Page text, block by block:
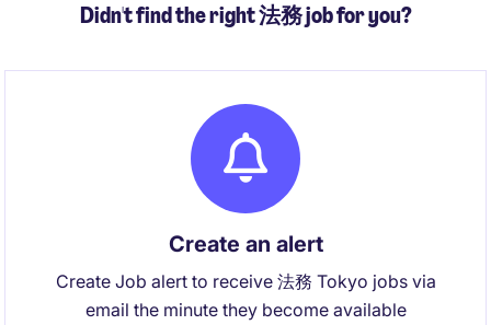
Didn't find the right 法務 job for you?
Create an alert
Create Job alert to receive 法務 Tokyo jobs via
email the minute they become available